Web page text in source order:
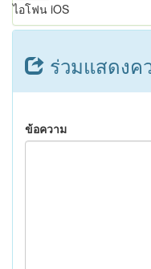
ไอโฟน iOS
ร่วมแสดงค
ข้อความ